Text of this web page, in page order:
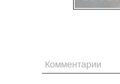
Комментарии